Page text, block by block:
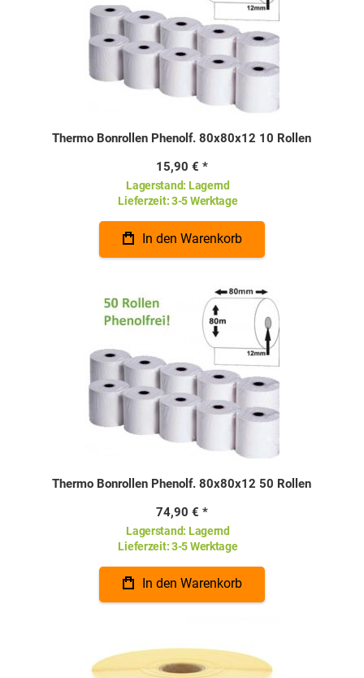
Thermo Bonrollen Phenolf. 80x80x12 10 Rollen
15,90 €
Lagerstand: Lagernd
Lieferzeit:3-5 Werktage
In den Warenkorb
Thermo Bonrollen Phenolf. 80x80x12 50 Rollen
74,90 €
Lagerstand: Lagernd
Lieferzeit:3-5 Werktage
In den Warenkorb